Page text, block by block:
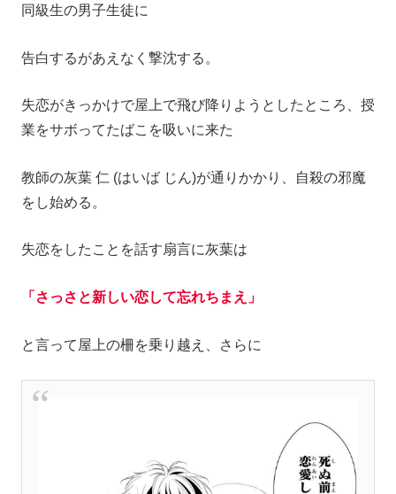
同級生の男子生徒に
告白するがあえなく撃沈する。
失恋がきっかけで屋上で飛び降りようとしたところ、授
業をサボってたばこを吸いに来た
教師の灰葉 仁 (はいば じん)が通りかかり、自殺の邪魔
をし始める。
失恋をしたことを話す扇言に灰葉は
「さっさと新しい恋して忘れちまえ」
と言って屋上の柵を乗り越え、さらに